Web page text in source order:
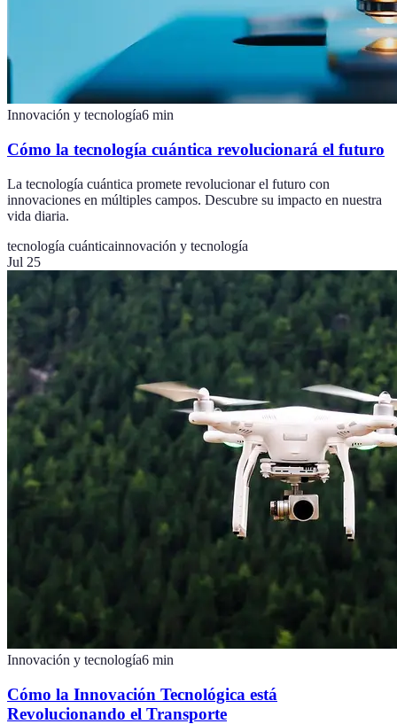
Innovación y tecnología6 min
Cómo la tecnología cuántica revolucionará el futuro
La tecnología cuántica promete revolucionar el futuro con
innovaciones en múltiples campos. Descubre su impacto en nuestra
vida diaria.
tecnología cuánticainnovación y tecnología
Jul 25
Innovación y tecnología6 min
Cómo la Innovación Tecnológica está
Revolucionando el Transporte